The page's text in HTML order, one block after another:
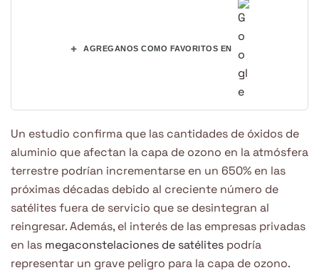
+ AGREGANOS COMO FAVORITOS EN
Un estudio confirma que las cantidades de óxidos de
aluminio que afectan la capa de ozono en la atmósfera
terrestre podrían incrementarse en un 650% en las
próximas décadas debido al creciente número de
satélites fuera de servicio que se desintegran al
reingresar. Además, el interés de las empresas privadas
en las megaconstelaciones de satélites podría
representar un grave peligro para la capa de ozono.